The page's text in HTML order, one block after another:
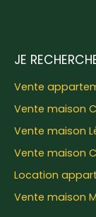
JE
Vente
Vente maison
Vente maison
Vente maison
Location
Vente maison